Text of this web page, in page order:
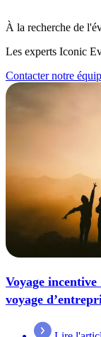
À la recherche de
Les experts Iconic
Contacter notre
Voyage
voyage